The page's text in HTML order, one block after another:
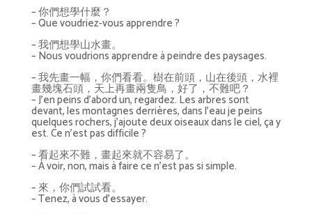
– 你們想學什麼？
– Que voudriez-vous apprendre ?
– 我們想學山水畫。
– Nous voudrions apprendre à peindre des paysages.
– 我先畫一幅，你們看看。樹在前頭，山在後頭，水裡
畫幾塊石頭，天上再畫兩隻鳥，好了，不難吧？
– J’en peins d’abord un, regardez. Les arbres sont
devant, les montagnes derrières, dans l’eau je peins
quelques rochers, j’ajoute deux oiseaux dans le ciel, ça y
est. Ce n’est pas difficile ?
– 看起來不難，畫起來就不容易了。
– À voir, non, mais à faire ce n’est pas si simple.
– 來，你們試試看。
– Tenez, à vous d’essayer.